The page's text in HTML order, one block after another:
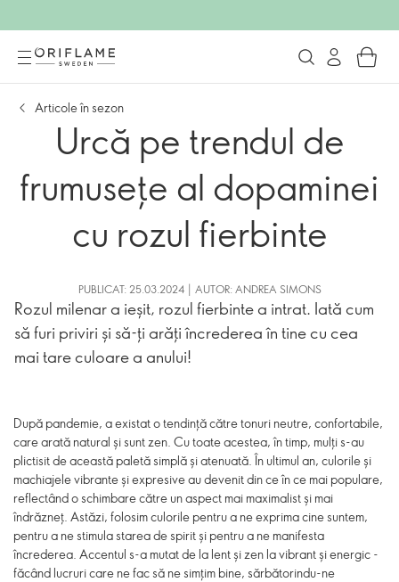
Articole în sezon
Urcă pe trendul de
frumusețe al dopaminei
cu rozul fierbinte
PUBLICAT: 25.03.2024 | AUTOR: ANDREA SIMONS
Rozul milenar a ieșit, rozul fierbinte a intrat. Iată cum
să furi priviri și să-ți arăți încrederea în tine cu cea
mai tare culoare a anului!
După pandemie, a existat o tendință către tonuri neutre, confortabile,
care arată natural și sunt zen. Cu toate acestea, în timp, mulți s-au
plictisit de această paletă simplă și atenuată. În ultimul an, culorile și
machiajele vibrante și expresive au devenit din ce în ce mai populare,
reflectând o schimbare către un aspect mai maximalist și mai
îndrăzneț. Astăzi, folosim culorile pentru a ne exprima cine suntem,
pentru a ne stimula starea de spirit și pentru a ne manifesta
încrederea. Accentul s-a mutat de la lent și zen la vibrant și energic -
făcând lucruri care ne fac să ne simțim bine, sărbătorindu-ne